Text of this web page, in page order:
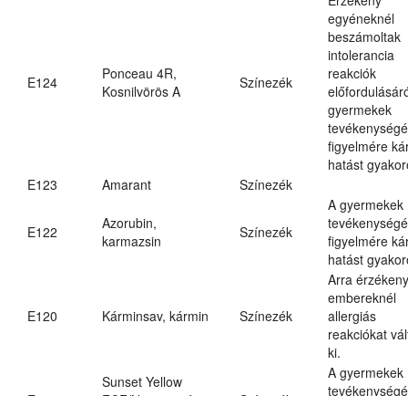
E124
Ponceau 4R,
Kosnilvörös A
Színezék
egyéneknél
beszámoltak
intolerancia
reakciók
gyermekek
figyelmére
hatást
E123
Amarant Színezék
E122
Azorubin,
karmazsin
Színezék
A gyermekek
figyelmére
hatást
E120 Kárminsav, kármin Színezék
Arra érzékeny
embereknél
allergiás
reakciókat
ki.
Sunset Yellow
A gyermekek